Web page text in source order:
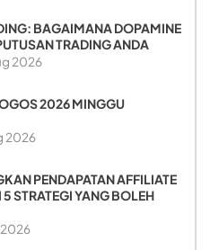
BAGAIMANA DOPAMINE
TRADING ANDA
2026
2026 MINGGU
2026
PENDAPATAN AFFILIATE
STRATEGI YANG BOLEH
2026